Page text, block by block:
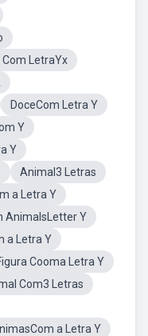
LetraYx
DoceCom Letra Y
Y
Y
Animal3 Letras
a Letra Y
AnimalsLetter Y
a Letra Y
Cooma Letra Y
Com3 Letras
a Letra Y